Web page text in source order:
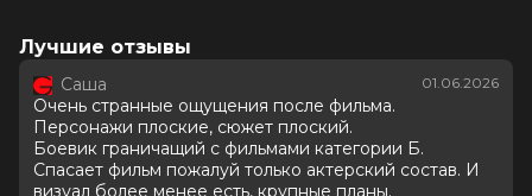
управлением проницательной Рэйчел получает
их соратники начинают воплощать стратегию
давления на афериста, а затем отправляются на
остров Салазара, где проявляют все свои навыки
обращения с оружием и взрывчаткой. Однако
внезапно ситуация выходит из-под контроля.
Лучшие отзывы
Саша 01.06.2026
Очень странные ощущения после фильма.
Персонажи плоские, сюжет плоский.
Боевик граничащий с фильмами категории Б.
Спасает фильм пожалуй только актерский состав. И
визуал более менее есть, крупные планы.